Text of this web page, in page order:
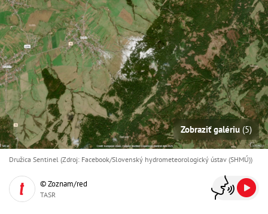
Zobraziť galériu (5)
Družica Sentinel (Zdroj: Facebook/Slovenský hydrometeorologický ústav (SHMÚ))
© Zoznam/red
TASR